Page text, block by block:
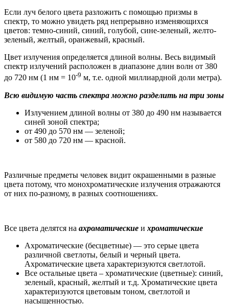
Если луч белого цвета разложить с помощью призмы в
спектр, то можно увидеть ряд непрерывно изменяющихся
цветов: темно-синий, синий, голубой, сине-зеленый, желто-
зеленый, желтый, оранжевый, красный.
Цвет излучения определяется длиной волны. Весь видимый
спектр излучений расположен в диапазоне длин волн от 380
до 720 нм (1 нм = 10-9 м, т.е. одной миллиардной доли метра).
Всю видимую часть спектра можно разделить на три зоны
Излучением длиной волны от 380 до 490 нм называется
синей зоной спектра;
от 490 до 570 нм — зеленой;
от 580 до 720 нм — красной.
Различные предметы человек видит окрашенными в разные
цвета потому, что монохроматические излучения отражаются
от них по-разному, в разных соотношениях.
Все цвета делятся на ахроматические и хроматические
Ахроматические (бесцветные) — это серые цвета
различной светлоты, белый и черный цвета.
Ахроматические цвета характеризуются светлотой.
Все остальные цвета – хроматические (цветные): синий,
зеленый, красный, желтый и т.д. Хроматические цвета
характеризуются цветовым тоном, светлотой и
насыщенностью.